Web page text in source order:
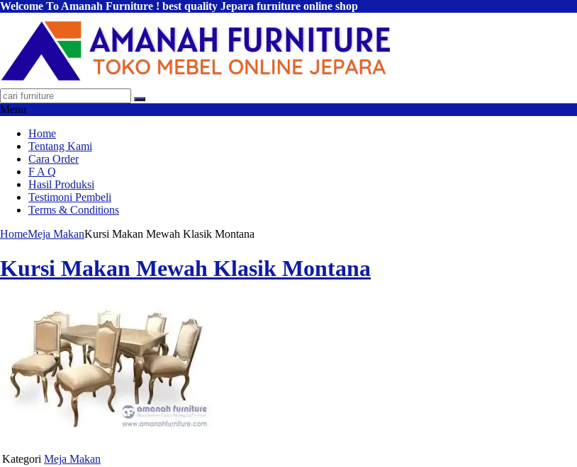
Welcome To Amanah Furniture ! best quality Jepara furniture online shop
Menu
Home
Tentang Kami
Cara Order
F A Q
Hasil Produksi
Testimoni Pembeli
Terms & Conditions
HomeMeja MakanKursi Makan Mewah Klasik Montana
Kursi Makan Mewah Klasik Montana
Kategori Meja Makan